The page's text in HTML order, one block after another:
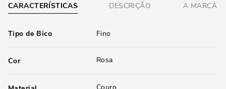
CARACTERÍSTICAS DESCRIÇÃO A MARCA
Tipo de Bico Fino
Cor Rosa